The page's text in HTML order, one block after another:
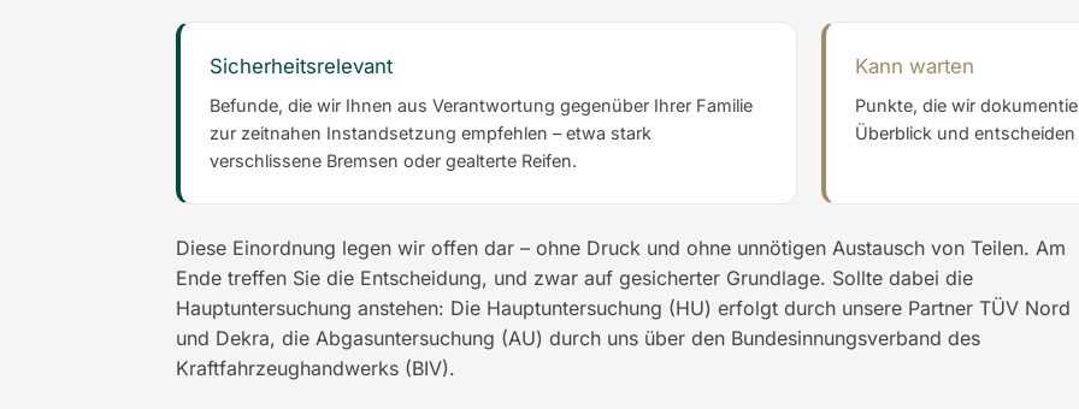
Sicherheitsrelevant
Befunde, die wir Ihnen aus Verantwortung gegenüber Ihrer Familie
zur zeitnahen Instandsetzung empfehlen – etwa stark
verschlissene Bremsen oder gealterte Reifen.
Kann warten
Punkte, die wir
Überblick und
Diese Einordnung legen wir offen dar – ohne Druck und ohne unnötigen Austausch von Teilen. Am
Ende treffen Sie die Entscheidung, und zwar auf gesicherter Grundlage. Sollte dabei die
Hauptuntersuchung anstehen: Die Hauptuntersuchung (HU) erfolgt durch unsere Partner TÜV Nord
und Dekra, die Abgasuntersuchung (AU) durch uns über den Bundesinnungsverband des
Kraftfahrzeughandwerks (BIV).